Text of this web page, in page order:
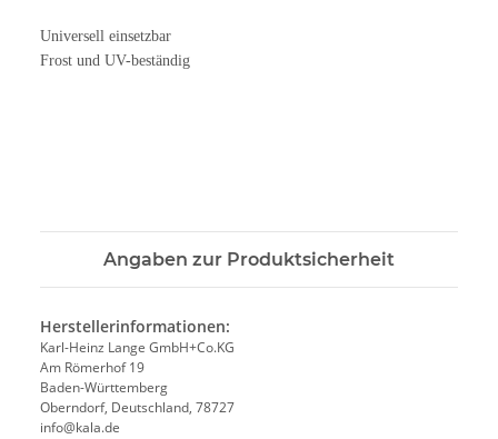
Universell einsetzbar
Frost und UV-beständig
Angaben zur Produktsicherheit
Herstellerinformationen:
Karl-Heinz Lange GmbH+Co.KG
Am Römerhof 19
Baden-Württemberg
Oberndorf, Deutschland, 78727
info@kala.de